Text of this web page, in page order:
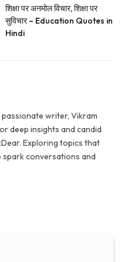
शिक्षा पर अनमोल विचार, शिक्षा पर
सुविचार – Education Quotes in
Hindi
passionate writer, Vikram
deep insights and candid
Exploring topics that
spark conversations and